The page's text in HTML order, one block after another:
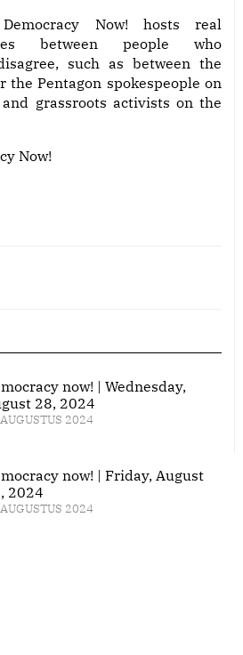
Now! hosts real
between people who
such as between the
the Pentagon spokespeople on
grassroots activists on the
Now!
now! | Wednesday,
28, 2024
2024
now! | Friday, August
2024
2024